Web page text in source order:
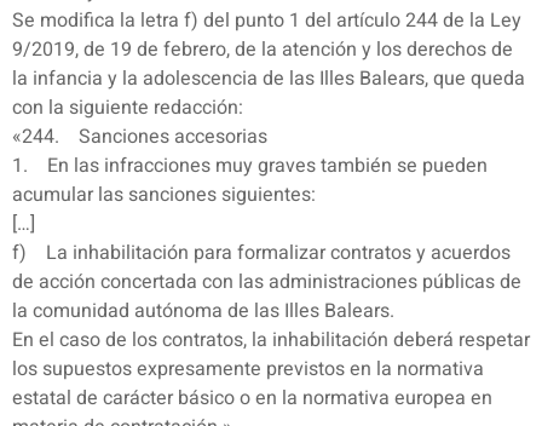
Se modifica la letra f) del punto 1 del artículo 244 de la Ley
9/2019, de 19 de febrero, de la atención y los derechos de
la infancia y la adolescencia de las Illes Balears, que queda
con la siguiente redacción:
«244. Sanciones accesorias
1. En las infracciones muy graves también se pueden
acumular las sanciones siguientes:
[…]
f) La inhabilitación para formalizar contratos y acuerdos
de acción concertada con las administraciones públicas de
la comunidad autónoma de las Illes Balears.
En el caso de los contratos, la inhabilitación deberá respetar
los supuestos expresamente previstos en la normativa
estatal de carácter básico o en la normativa europea en